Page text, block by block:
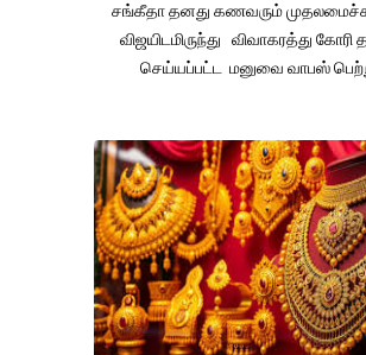
சங்கீதா தனது கணவரும்
விஜயிடமிருந்து விவாகரத்து கோரி
செய்யப்பட்ட மனுவை வாபஸ்